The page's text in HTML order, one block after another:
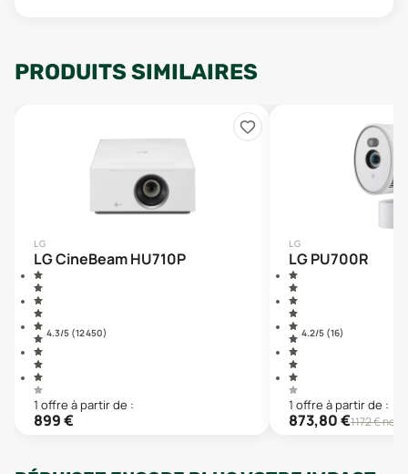
PRODUITS SIMILAIRES
LG
LG CineBeam HU710P
4.3/5 (12 450)
1 offre à partir de :
899€
LG
LG PU700R
4.2/5 (16)
1 offre à partir de :
873,80€1172€ neuf